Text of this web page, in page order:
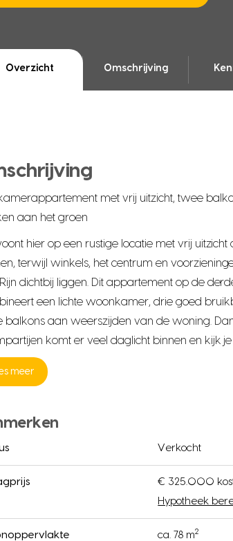
Overzicht Omschrijving
met vrij uitzicht, twee
aan het groen
hier op een rustige locatie met vrij uitzicht
terwijl winkels, het centrum en
dichtbij liggen. Dit appartement op de
een lichte woonkamer, drie goed
balkons aan weerszijden van de woning.
komt er veel daglicht binnen en kijk
meer
Verkocht
€ 325.000
Hypotheek
ca. 78 m2